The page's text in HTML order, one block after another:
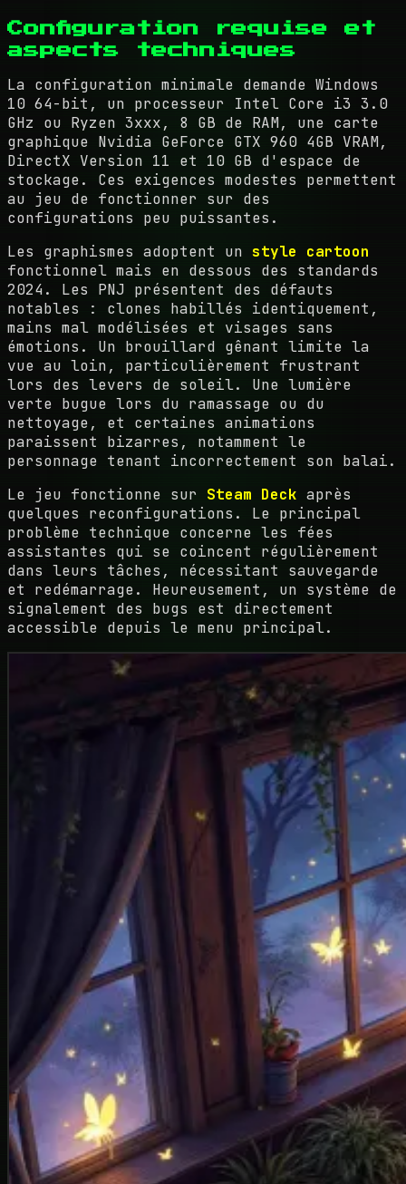
Configuration requise et
aspects techniques
La configuration minimale demande Windows
10 64-bit, un processeur Intel Core i3 3.0
GHz ou Ryzen 3xxx, 8 GB de RAM, une carte
graphique Nvidia GeForce GTX 960 4GB VRAM,
DirectX Version 11 et 10 GB d'espace de
stockage. Ces exigences modestes permettent
au jeu de fonctionner sur des
configurations peu puissantes.
Les graphismes adoptent un style cartoon
fonctionnel mais en dessous des standards
2024. Les PNJ présentent des défauts
notables : clones habillés identiquement,
mains mal modélisées et visages sans
émotions. Un brouillard gênant limite la
vue au loin, particulièrement frustrant
lors des levers de soleil. Une lumière
verte bugue lors du ramassage ou du
nettoyage, et certaines animations
paraissent bizarres, notamment le
personnage tenant incorrectement son balai.
Le jeu fonctionne sur Steam Deck après
quelques reconfigurations. Le principal
problème technique concerne les fées
assistantes qui se coincent régulièrement
dans leurs tâches, nécessitant sauvegarde
et redémarrage. Heureusement, un système de
signalement des bugs est directement
accessible depuis le menu principal.